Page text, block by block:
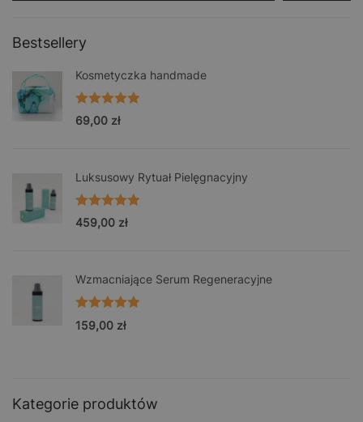
Bestsellery
Kosmetyczka handmade
Oceniono
69,00 zł
Luksusowy Rytuał Pielęgnacyjny
Oceniono
459,00 zł
Wzmacniające Serum Regeneracyjne
Oceniono
159,00 zł
Kategorie produktów